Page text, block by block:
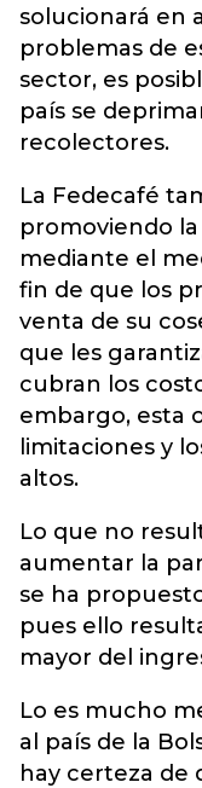
solucionará en
problemas de
sector, es
país se
recolectores.
La Fedecafé
promoviendo
mediante el
fin de que los
venta de su
que les
cubran los
embargo, esta
limitaciones y
altos.
Lo que no
aumentar la
se ha
pues ello
mayor del
Lo es mucho
al país de la
hay certeza de